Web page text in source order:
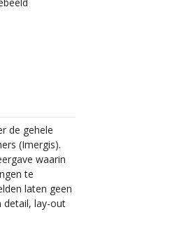
de gehele
(Imergis).
waarin
te
laten geen
detail, lay-out